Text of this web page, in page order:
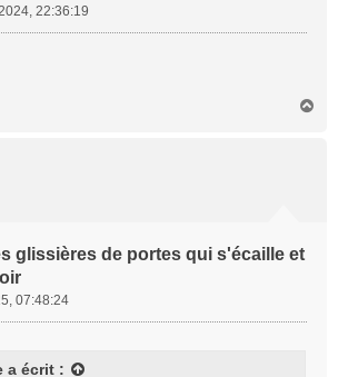
22:36:19
glissières de portes qui s'écaille et
07:48:24
a écrit :